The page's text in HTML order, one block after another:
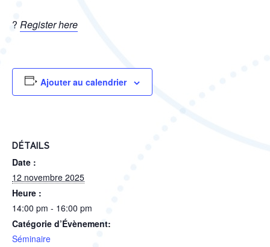
? Register here
Ajouter au calendrier
DÉTAILS
Date :
12 novembre 2025
Heure :
14:00 pm - 16:00 pm
Catégorie d’Évènement:
Séminaire